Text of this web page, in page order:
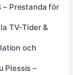
– Prestanda för
TV-Tider &
och
Plessis –